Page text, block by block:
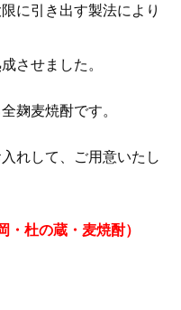
に引き出す製法により
させました。
麹麦焼酎です。
れして、ご用意いたし
の蔵・麦焼酎）